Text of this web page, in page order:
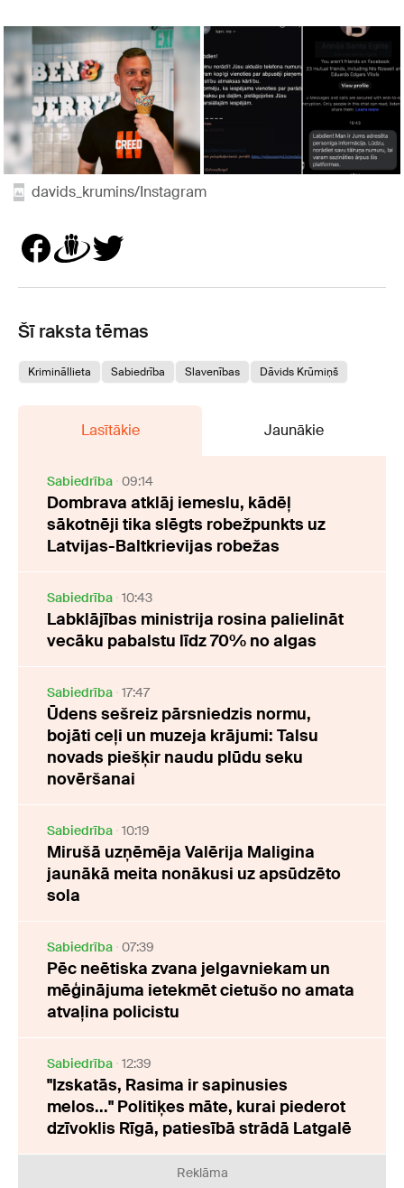
davids_krumins/Instagram
Šī raksta tēmas
Krimināllieta Sabiedrība Slavenības Dāvids Krūmiņš
Lasītākie Jaunākie
Sabiedrība 09:14
Dombrava atklāj iemeslu, kādēļ
sākotnēji tika slēgts robežpunkts uz
Latvijas-Baltkrievijas robežas
Sabiedrība 10:43
Labklājības ministrija rosina palielināt
vecāku pabalstu līdz 70% no algas
Sabiedrība 17:47
Ūdens sešreiz pārsniedzis normu,
bojāti ceļi un muzeja krājumi: Talsu
novads piešķir naudu plūdu seku
novēršanai
Sabiedrība 10:19
Mirušā uzņēmēja Valērija Maligina
jaunākā meita nonākusi uz apsūdzēto
sola
Sabiedrība 07:39
Pēc neētiska zvana jelgavniekam un
mēģinājuma ietekmēt cietušo no amata
atvaļina policistu
Sabiedrība 12:39
"Izskatās, Rasima ir sapinusies
melos..." Politiķes māte, kurai piederot
dzīvoklis Rīgā, patiesībā strādā Latgalē
Reklāma